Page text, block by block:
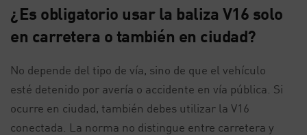
¿Es obligatorio usar la baliza V16 solo
en carretera o también en ciudad?
No depende del tipo de vía, sino de que el vehículo
esté detenido por avería o accidente en vía pública. Si
ocurre en ciudad, también debes utilizar la V16
conectada. La norma no distingue entre carretera y